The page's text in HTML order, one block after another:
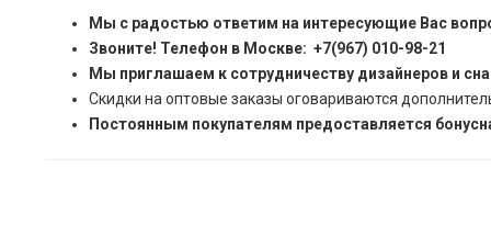
Мы с радостью ответим на интересующие Вас
Звоните! Телефон в Москве: +7(967) 010-98-21
Мы приглашаем к сотрудничеству дизайнеров и
Скидки на оптовые заказы оговариваются
Постоянным покупателям предоставляется